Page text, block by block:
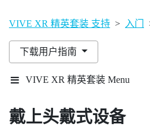
VIVE XR 精英套装 支持 > 入门
下载用户指南
VIVE XR 精英套装 Menu
戴上头戴式设备